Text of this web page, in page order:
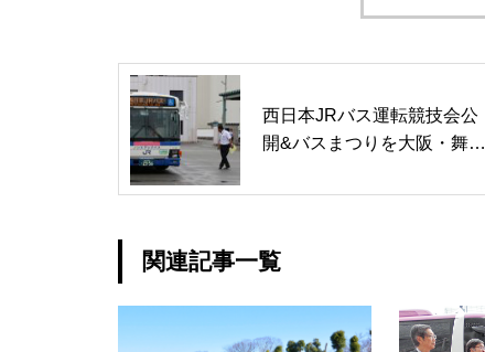
西日本JRバス運転競技会公
開&バスまつりを大阪・舞洲
関連記事一覧